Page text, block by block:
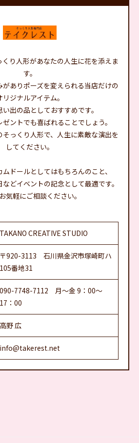
り人形があなたの人生に花を添えま
す。
ありポーズを変えられる当店だけの
リジナルアイテム。
出の品としておすすめです。
ントでも喜ばれることでしょう。
っくり人形で、人生に素敵な演出を
してください。
ドールとしてはもちろんのこと、
どイベントの記念として最適です。
気軽にご相談ください。
TAKANO CREATIVE STUDIO
〒920-3113 石川県金沢市塚崎町ハ
105番地31
090-7748-7112 月～金 9：00～
17：00
高野 広
info@takerest.net